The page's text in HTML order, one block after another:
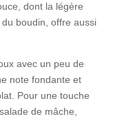
dont la légère
boudin, offre aussi
avec un peu de
note fondante et
Pour une touche
de mâche,